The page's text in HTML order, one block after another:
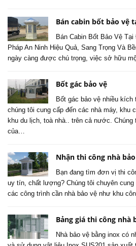
Bán cabin bốt bảo vệ
Bán Cabin Bốt Bảo Vệ
Pháp An Ninh Hiệu Quả, Sang Trọng Và
ngày càng được chú trọng, việc sở hữu
Bốt gác bảo vệ
Bốt gác bảo vệ nhiều
chúng tôi cung cấp đến các nhà máy, khu
khu du lịch, toà nhà.. trên cả nước.
của…
Nhận thi công nhà
Bạn đang tìm đơn vị thi
uy tín, chất lượng? Chúng tôi chuyên cung
các công trình cần nhà bảo vệ như khu
Bảng giá thi công nhà
Nhà bảo vệ bằng inox có